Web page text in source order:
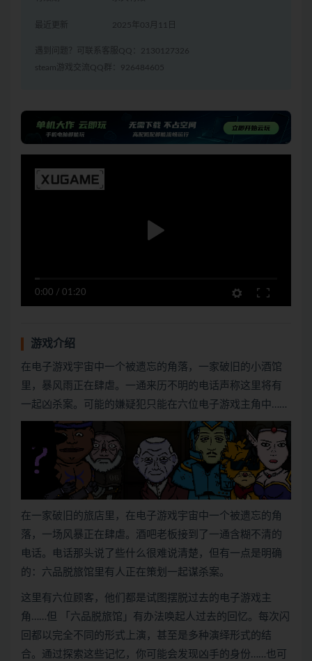
最近更新 2025年03月11日
遇到问题？可联系客服QQ：2130127326
steam游戏交流QQ群：926484605
0:00 / 01:20
游戏介绍
在电子游戏宇宙中一个被遗忘的角落，一家破旧的小酒馆
里，暴风雨正在肆虐。一通来历不明的电话声称这里将有
一起凶杀案。可能的嫌疑犯只能在六位电子游戏主角中……
在一家破旧的旅店里，在电子游戏宇宙中一个被遗忘的角
落，一场风暴正在肆虐。酒吧老板接到了一通含糊不清的
电话。电话那头说了些什么很难说清楚，但有一点是明确
的：六品脱旅馆里有人正在策划一起谋杀案。
这里有六位顾客，他们都是试图摆脱过去的电子游戏主
角……但 「六品脱旅馆」有办法唤起人过去的回忆。每次闪
回都以完全不同的形式上演，甚至是多种演绎形式的结
合。通过探索这些记忆，你可能会发现凶手的身份……也可